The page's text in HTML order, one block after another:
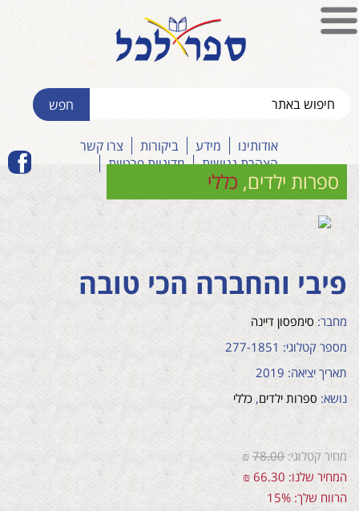
אודותינו מידע ביקורות
צרו קשר
הצהרת נגישות
מדיניות פרטיות
ספרות ילדים, כללי
פיבי והחברה הכי טובה
מחבר: סימפסון דיינה
מספר קטלוגי: 277-1851
תאריך יציאה: 2019
נושא: ספרות ילדים, כללי
מחיר קטלוגי: 78.00
₪
המחיר שלנו: 66.30 ₪
הרווח שלך: 15%